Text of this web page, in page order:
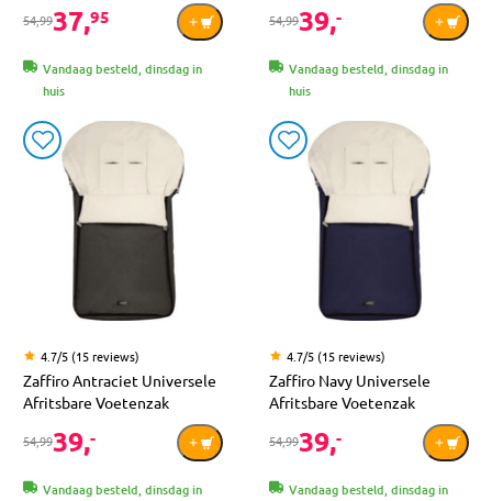
54,9937,95
Vandaag besteld, dinsdag in
huis
54,9939,-
Vandaag besteld, dinsdag in
huis
4.7/5 (15 reviews)
Zaffiro Antraciet Universele
Afritsbare Voetenzak
54,9939,-
Vandaag besteld, dinsdag in
4.7/5 (15 reviews)
Zaffiro Navy Universele
Afritsbare Voetenzak
54,9939,-
Vandaag besteld, dinsdag in